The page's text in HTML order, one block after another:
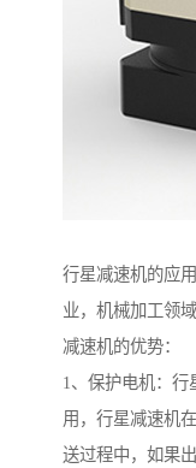
行星减速机的应
业，机械加工领
减速机的优势：
1、保护电机：
用，行星减速机
送过程中，如果